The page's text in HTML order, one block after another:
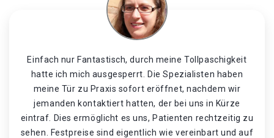
Einfach nur Fantastisch, durch meine Tollpaschigkeit
hatte ich mich ausgesperrt. Die Spezialisten haben
meine Tür zu Praxis sofort eröffnet, nachdem wir
jemanden kontaktiert hatten, der bei uns in Kürze
eintraf. Dies ermöglicht es uns, Patienten rechtzeitig zu
sehen. Festpreise sind eigentlich wie vereinbart und auf